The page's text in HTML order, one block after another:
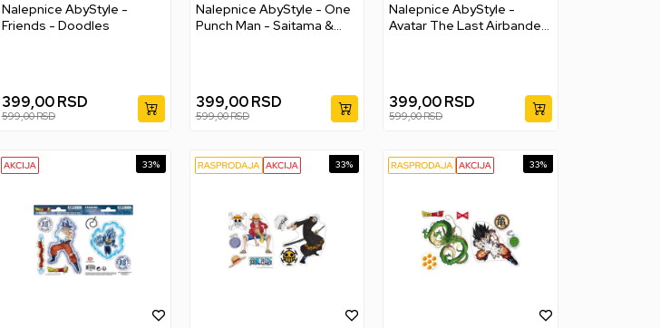
Nalepnice AbyStyle -
Friends - Doodles
399,00 RSD
599,00RSD
Nalepnice AbyStyle - One
Punch Man - Saitama &
399,00 RSD
599,00RSD
Nalepnice AbyStyle -
Avatar The Last Airbander
399,00RSD
599,00RSD
33% 33% 33%